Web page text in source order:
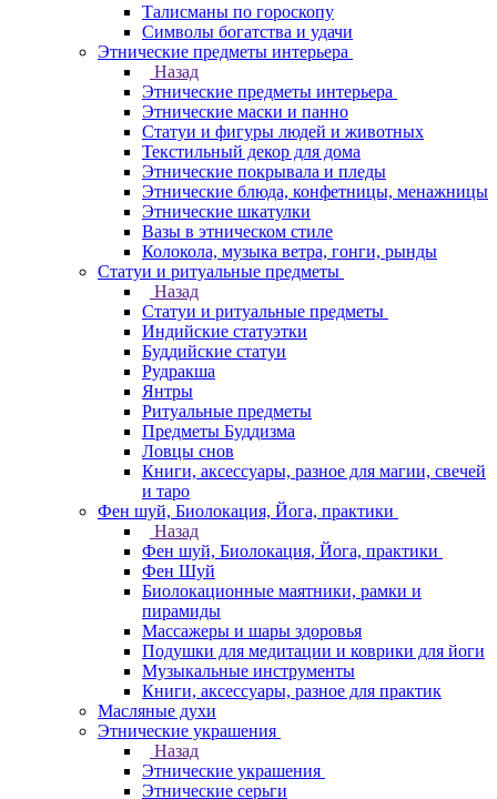
Талисманы по гороскопу
Символы богатства и удачи
Этнические предметы интерьера
Назад
Этнические предметы интерьера
Этнические маски и панно
Статуи и фигуры людей и животных
Текстильный декор для дома
Этнические покрывала и пледы
Этнические блюда, конфетницы, менажницы
Этнические шкатулки
Вазы в этническом стиле
Колокола, музыка ветра, гонги, рынды
Статуи и ритуальные предметы
Назад
Статуи и ритуальные предметы
Индийские статуэтки
Буддийские статуи
Рудракша
Янтры
Ритуальные предметы
Предметы Буддизма
Ловцы снов
Книги, аксессуары, разное для магии, свечей
и таро
Фен шуй, Биолокация, Йога, практики
Назад
Фен шуй, Биолокация, Йога, практики
Фен Шуй
Биолокационные маятники, рамки и
пирамиды
Массажеры и шары здоровья
Подушки для медитации и коврики для йоги
Музыкальные инструменты
Книги, аксессуары, разное для практик
Масляные духи
Этнические украшения
Назад
Этнические украшения
Этнические серьги